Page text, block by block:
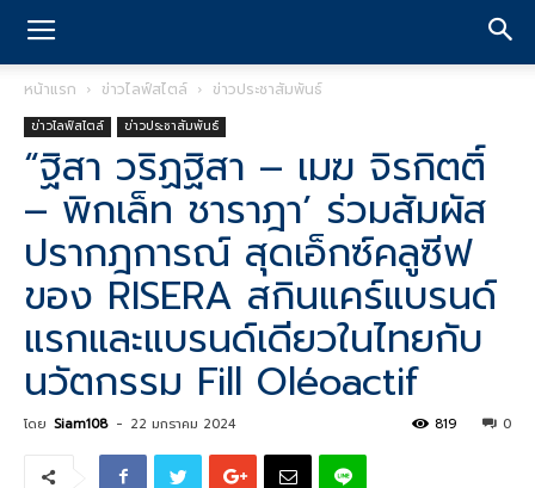
หน้าแรก ข่าวไลฟ์สไตล์ ข่าวประชาสัมพันธ์
ข่าวไลฟ์สไตล์ ข่าวประชาสัมพันธ์
“ฐิสา วริฏฐิสา – เมฆ จิรกิตติ์
– พิกเล็ท ชาราฎา’ ร่วมสัมผัส
ปรากฎการณ์ สุดเอ็กซ์คลูซีฟ
ของ RISERA สกินแคร์แบรนด์
แรกและแบรนด์เดียวในไทยกับ
นวัตกรรม Fill Oléoactif
โดย Siam108 - 22 มกราคม 2024 0
819